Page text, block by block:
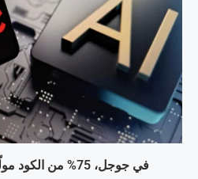
في جوجل، 75% من الكود مولّد بالذكاء الاصطناعي